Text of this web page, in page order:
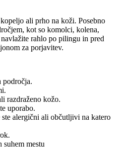
ali prho na koži. Posebno
kot so komolci, kolena,
rahlo po pilingu in pred
za porjavitev.
področja.
razdraženo kožo.
uporabo.
alergični ali občutljivi na katero
suhem mestu